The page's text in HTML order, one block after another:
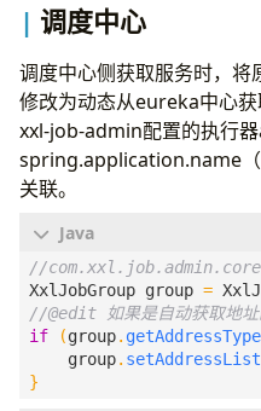
调度中心
调度中心侧获取服务时，将
修改为动态从eureka中心
xxl-job-admin配置的执行
spring.application.name（
关联。
XxlJobGroup group =
if
(group. getAddressType
group. setAddressList
}